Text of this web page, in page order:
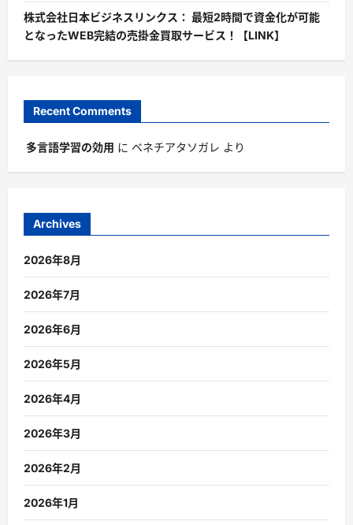
株式会社日本ビジネスリンクス： 最短2時間で資金化が可能
となったWEB完結の売掛金買取サービス！【LINK】
Recent Comments
多言語学習の効用 に ベネチアタソガレ より
Archives
2026年8月
2026年7月
2026年6月
2026年5月
2026年4月
2026年3月
2026年2月
2026年1月